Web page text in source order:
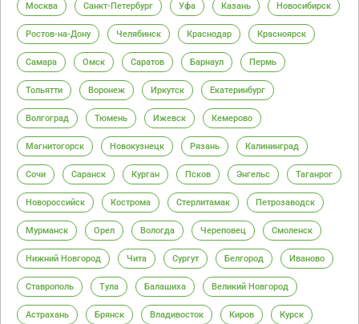
Москва Санкт-Петербург Уфа Казань Новосибирск
Ростов-на-Дону Челябинск Краснодар Красноярск
Самара Омск Саратов Барнаул Пермь
Тольятти Воронеж Иркутск Екатеринбург
Волгоград Тюмень Ижевск Кемерово
Магнитогорск Новокузнецк Рязань Калининград
Сочи Саранск Курган Псков Энгельс Таганрог
Новороссийск Кострома Стерлитамак Петрозаводск
Мурманск Орел Вологда Череповец Смоленск
Нижний Новгород Чита Сургут Белгород Иваново
Ставрополь Тула Балашиха Великий Новгород
Астрахань Брянск Владивосток Киров Курск